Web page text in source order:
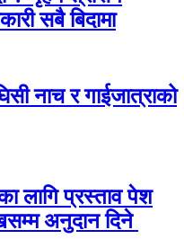
सबै बिदामा
नाच र गाईजात्राको
लागि प्रस्ताव पेश
अनुदान दिने